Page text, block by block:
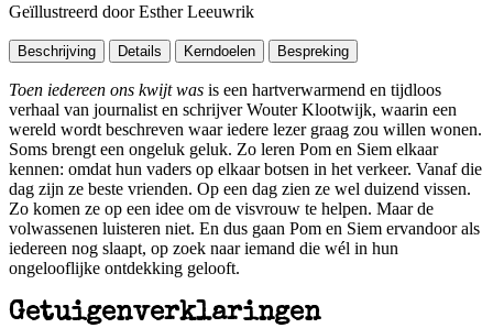
Geïllustreerd door Esther Leeuwrik
Beschrijving Details Kerndoelen Bespreking
Toen iedereen ons kwijt was is een hartverwarmend en tijdloos
verhaal van journalist en schrijver Wouter Klootwijk, waarin een
wereld wordt beschreven waar iedere lezer graag zou willen wonen.
Soms brengt een ongeluk geluk. Zo leren Pom en Siem elkaar
kennen: omdat hun vaders op elkaar botsen in het verkeer. Vanaf die
dag zijn ze beste vrienden. Op een dag zien ze wel duizend vissen.
Zo komen ze op een idee om de visvrouw te helpen. Maar de
volwassenen luisteren niet. En dus gaan Pom en Siem ervandoor als
iedereen nog slaapt, op zoek naar iemand die wél in hun
ongelooflijke ontdekking gelooft.
Getuigenverklaringen